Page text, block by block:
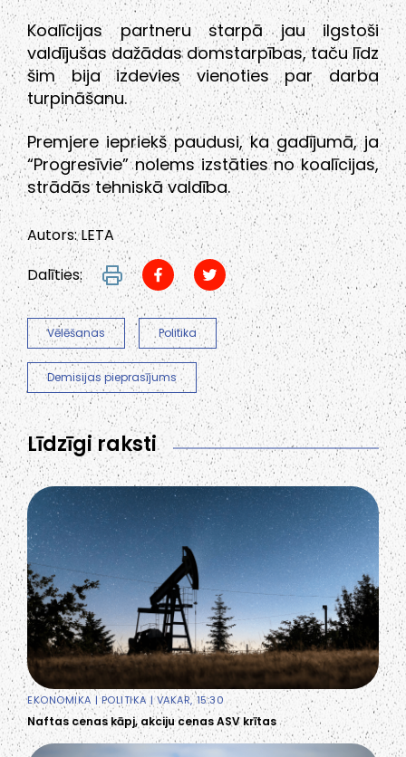
Koalīcijas partneru starpā jau ilgstoši
valdījušas dažādas domstarpības, taču līdz
šim bija izdevies vienoties par darba
turpināšanu.
Premjere iepriekš paudusi, ka gadījumā, ja
“Progresīvie” nolems izstāties no koalīcijas,
strādās tehniskā valdība.
Autors: LETA
Dalīties:
Vēlēšanas Politika
Demisijas pieprasījums
Līdzīgi raksti
EKONOMIKA |POLITIKA | VAKAR, 15:30
Naftas cenas kāpj, akciju cenas ASV krītas